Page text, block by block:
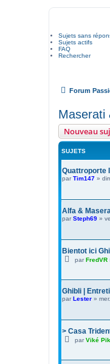
Sujets sans
Sujets actifs
FAQ
Rechercher
Forum
Maserati
Nouveau
SUJETS
Quattroporte
par Tim147 »
Alfa &
par Steph69 »
Bientot ici
par FredVR
Ghibli |
par Lester »
> Casa
par Viké